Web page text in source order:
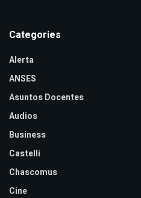
Categories
Alerta
ANSES
Asuntos Docentes
Audios
Business
Castelli
Chascomus
Cine